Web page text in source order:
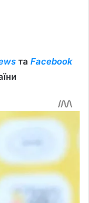
та Facebook